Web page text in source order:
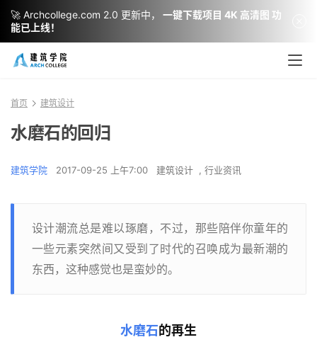
首页 建筑设计
水磨石的回归
建筑学院 2017-09-25 上午7:00 建筑设计 , 行业资讯
设计潮流总是难以琢磨，不过，那些陪伴你童年的
一些元素突然间又受到了时代的召唤成为最新潮的
东西，这种感觉也是蛮妙的。
水磨石的再生
🚀 Archcollege.com 2.0 更新中，
一键下载项目 4K 高清图 功
能已上线！